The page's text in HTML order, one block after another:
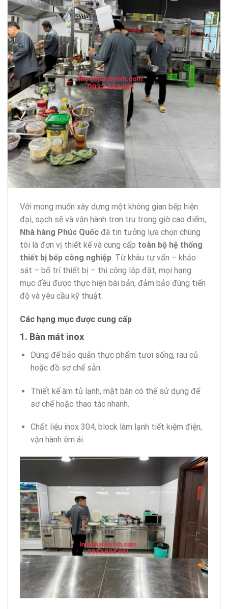
Với mong muốn xây dựng một không gian bếp hiện
đại, sạch sẽ và vận hành trơn tru trong giờ cao điểm,
Nhà hàng Phúc Quốc đã tin tưởng lựa chọn chúng
tôi là đơn vị thiết kế và cung cấp toàn bộ hệ thống
thiết bị bếp công nghiệp. Từ khâu tư vấn – khảo
sát – bố trí thiết bị – thi công lắp đặt, mọi hạng
mục đều được thực hiện bài bản, đảm bảo đúng tiến
độ và yêu cầu kỹ thuật.
Các hạng mục được cung cấp
1. Bàn mát inox
Dùng để bảo quản thực phẩm tươi sống, rau củ
hoặc đồ sơ chế sẵn.
Thiết kế âm tủ lạnh, mặt bàn có thể sử dụng để
sơ chế hoặc thao tác nhanh.
Chất liệu inox 304, block làm lạnh tiết kiệm điện,
vận hành êm ái.